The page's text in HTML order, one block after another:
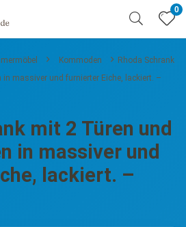
0
Kommoden
Rhoda Schrank
massiver und furnierter Eiche, lackiert. –
mit 2 Türen und
in massiver und
lackiert. –